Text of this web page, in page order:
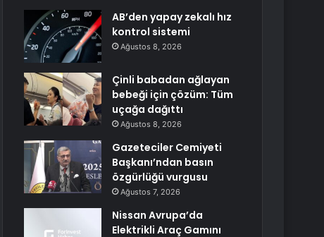
AB’den yapay zekalı hız
kontrol sistemi
Ağustos 8, 2026
Çinli babadan ağlayan
bebeği için çözüm: Tüm
uçağa dağıttı
Ağustos 8, 2026
Gazeteciler Cemiyeti
Başkanı’ndan basın
özgürlüğü vurgusu
Ağustos 7, 2026
Nissan Avrupa’da
Elektrikli Araç Gamını